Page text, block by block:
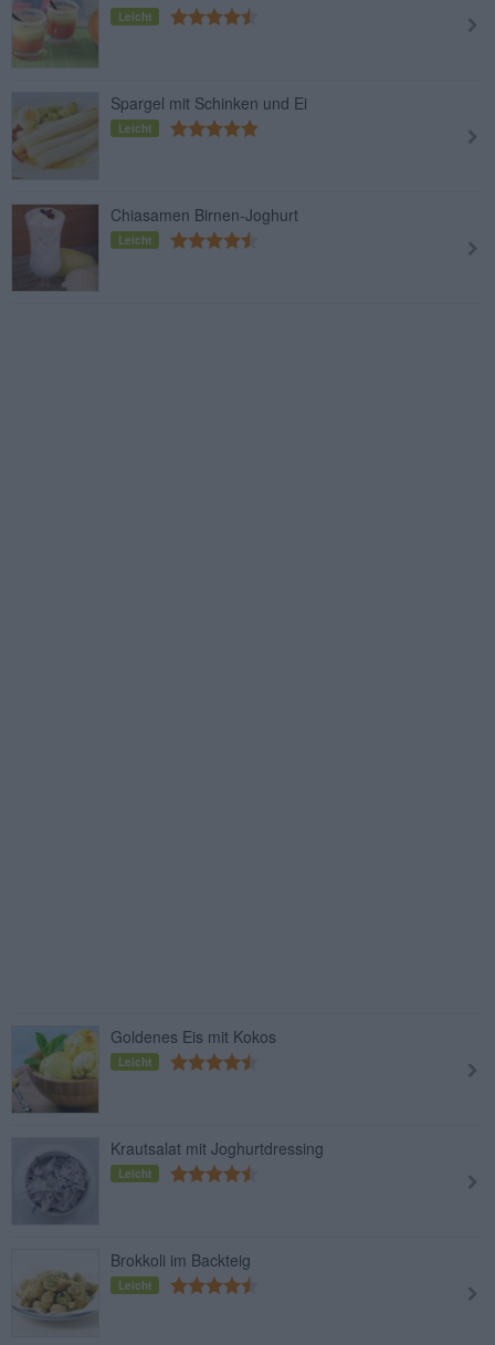
Leicht
Spargel mit Schinken und Ei
Leicht
Chiasamen Birnen-Joghurt
Leicht
Goldenes Eis mit Kokos
Leicht
Krautsalat mit Joghurtdressing
Leicht
Brokkoli im Backteig
Leicht